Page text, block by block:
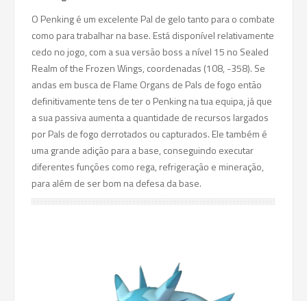
O Penking é um excelente Pal de gelo tanto para o combate
como para trabalhar na base. Está disponível relativamente
cedo no jogo, com a sua versão boss a nível 15 no Sealed
Realm of the Frozen Wings, coordenadas (108, -358). Se
andas em busca de Flame Organs de Pals de fogo então
definitivamente tens de ter o Penking na tua equipa, já que
a sua passiva aumenta a quantidade de recursos largados
por Pals de fogo derrotados ou capturados. Ele também é
uma grande adição para a base, conseguindo executar
diferentes funções como rega, refrigeração e mineração,
para além de ser bom na defesa da base.